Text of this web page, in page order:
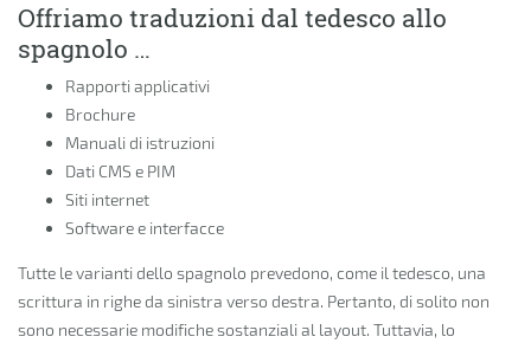
Offriamo traduzioni dal tedesco allo
spagnolo …
Rapporti applicativi
Brochure
Manuali di istruzioni
Dati CMS e PIM
Siti internet
Software e interfacce
Tutte le varianti dello spagnolo prevedono, come il tedesco, una
scrittura in righe da sinistra verso destra. Pertanto, di solito non
sono necessarie modifiche sostanziali al layout. Tuttavia, lo